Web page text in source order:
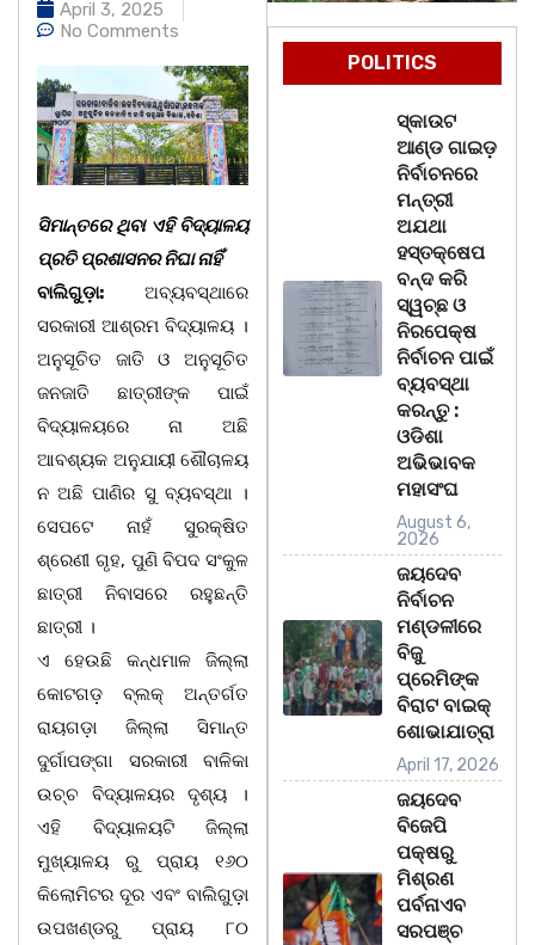
April 3, 2025
No Comments
ସିମାନ୍ତରେ ଥିବା ଏହି ବିଦ୍ୟାଳୟ
ପ୍ରତି ପ୍ରଶାସନର ନିଘା ନାହିଁ
ବାଲିଗୁଡ଼ା: ଅବ୍ୟବସ୍ଥାରେ
ସରକାରୀ ଆଶ୍ରମ ବିଦ୍ୟାଳୟ ।
ଅନୁସୂଚିତ ଜାତି ଓ ଅନୁସୂଚିତ
ଜନଜାତି ଛାତ୍ରୀଙ୍କ ପାଇଁ
ବିଦ୍ୟାଳୟରେ ନା ଅଛି
ଆବଶ୍ୟକ ଅନୁଯାୟୀ ଶୌଚାଳୟ
ନ ଅଛି ପାଣିର ସୁ ବ୍ୟବସ୍ଥା ।
ସେପଟେ ନାହଁ ସୁରକ୍ଷିତ
ଶ୍ରେଣୀ ଗୃହ, ପୁଣି ବିପଦ ସଂକୁଳ
ଛାତ୍ରୀ ନିବାସରେ ରହୁଛନ୍ତି
ଛାତ୍ରୀ ।
ଏ ହେଉଛି କନ୍ଧମାଳ ଜିଲ୍ଲା
କୋଟଗଡ଼ ବ୍ଲକ୍ ଅନ୍ତର୍ଗତ
ରାୟଗଡ଼ା ଜିଲ୍ଲା ସିମାନ୍ତ
ଦୁର୍ଗାପଙ୍ଗା ସରକାରୀ ବାଳିକା
ଉଚ୍ଚ ବିଦ୍ୟାଳୟର ଦୃଶ୍ୟ ।
ଏହି ବିଦ୍ୟାଳୟଟି ଜିଲ୍ଲା
ମୁଖ୍ୟାଳୟ ରୁ ପ୍ରାୟ ୧୬୦
କିଲୋମିଟର ଦୂର ଏବଂ ବାଲିଗୁଡ଼ା
ଉପଖଣ୍ଡରୁ ପ୍ରାୟ ୮୦
POLITICS
ସ୍କାଉଟ
ଆଣ୍ଡ ଗାଇଡ଼
ନିର୍ବାଚନରେ
ମନ୍ତ୍ରୀ
ଅଯଥା
ହସ୍ତକ୍ଷେପ
ବନ୍ଦ କରି
ସ୍ୱଚ୍ଛ ଓ
ନିରପେକ୍ଷ
ନିର୍ବାଚନ ପାଇଁ
ବ୍ୟବସ୍ଥା
କରନ୍ତୁ :
ଓଡିଶା
ଅଭିଭାବକ
ମହାସଂଘ
August 6,
2026
ଜୟଦେବ
ନିର୍ବାଚନ
ମଣ୍ଡଳୀରେ
ବିଜୁ
ପ୍ରେମିଙ୍କ
ବିରାଟ ବାଇକ୍
ଶୋଭାଯାତ୍ରା
April 17, 2026
ଜୟଦେବ
ବିଜେପି
ପକ୍ଷରୁ
ମିଶ୍ରଣ
ପର୍ବନାଏବ
ସରପଞ୍ଚ